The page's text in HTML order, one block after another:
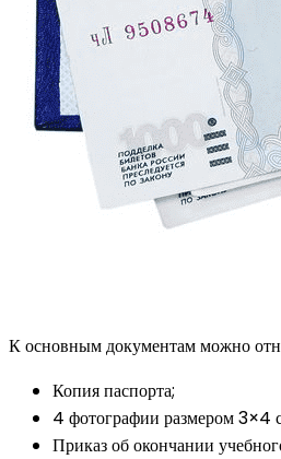
К основным документам можно
Копия паспорта;
4 фотографии размером 3×4
Приказ об окончании